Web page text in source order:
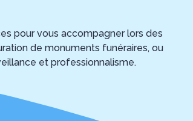
pour vous accompagner lors des
de monuments funéraires, ou
et professionnalisme.